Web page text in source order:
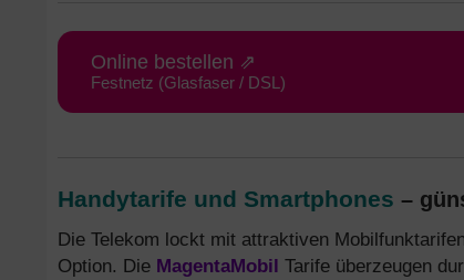
Online bestellen ⇗
Festnetz (Glasfaser / DSL)
Handytarife und Smartphones –
Die Telekom lockt mit attraktiven
Option. Die MagentaMobil Tarife überzeugen